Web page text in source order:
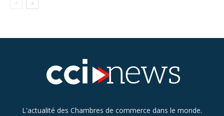
L'actualité des Chambres de commerce dans le monde.